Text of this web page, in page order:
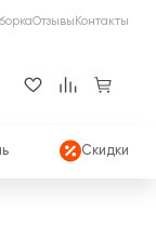
Отзывы Контакты
Скидки